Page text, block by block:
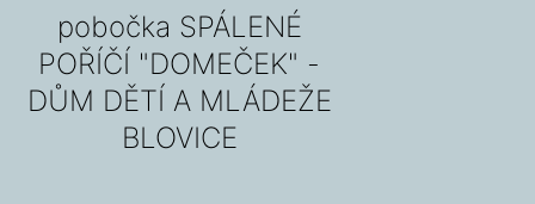
pobočka SPÁLENÉ
POŘÍČÍ "DOMEČEK" -
DŮM DĚTÍ A MLÁDEŽE
BLOVICE